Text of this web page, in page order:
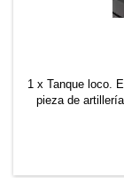
1 x Tanque loco.
pieza de
desperfectos
fallida. Estos
unos bajos